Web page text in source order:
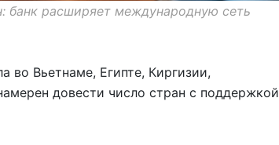
банк расширяет международную сеть
во Вьетнаме, Египте, Киргизии,
довести число стран с поддержкой